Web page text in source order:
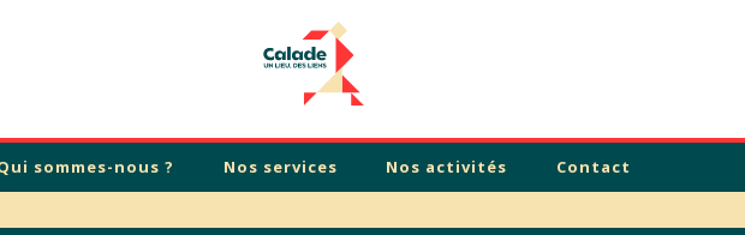
sommes-nous ? Nos services Nos activités Contact